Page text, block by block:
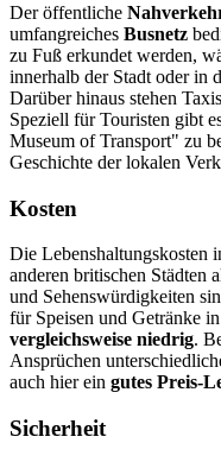
Der öffentliche
umfangreiches Busnetz
zu Fuß erkundet werden,
innerhalb der Stadt oder in
Darüber hinaus stehen
Speziell für Touristen gibt
Museum of Transport" zu
Geschichte der lokalen
Kosten
Die Lebenshaltungskosten
anderen britischen Städten
und Sehenswürdigkeiten
für Speisen und Getränke
vergleichsweise niedrig.
Ansprüchen
auch hier ein gutes Preis-
Sicherheit